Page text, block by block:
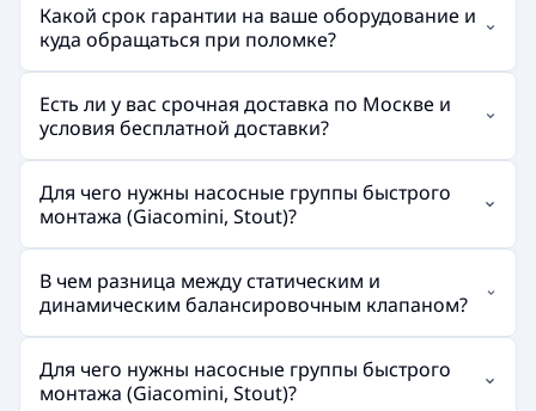
Какой срок гарантии на ваше оборудование и
куда обращаться при поломке?
Есть ли у вас срочная доставка по Москве и
условия бесплатной доставки?
Для чего нужны насосные группы быстрого
монтажа (Giacomini, Stout)?
В чем разница между статическим и
динамическим балансировочным клапаном?
Для чего нужны насосные группы быстрого
монтажа (Giacomini, Stout)?